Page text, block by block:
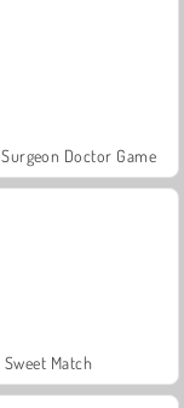
Doctor Game
Sweet Match